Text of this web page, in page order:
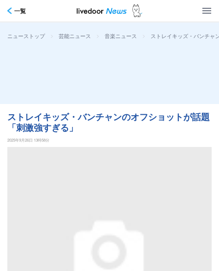
一覧
ニューストップ > 芸能ニュース > 音楽ニュース > ストレイキッズ・バンチャ
ストレイキッズ・バンチャンのオフショットが話題
「刺激強すぎる」
2025年9月26日 13時58分